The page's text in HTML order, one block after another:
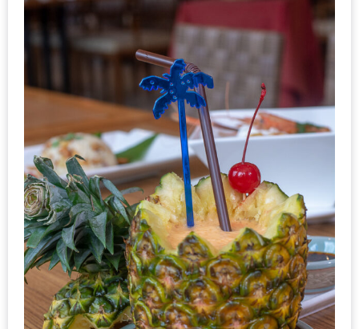
ครั้ง
ที่
พา
เพื่อน
มา
ม่วน
กั๋น
บน
INSTAGRAM
รวม
โปร
โม